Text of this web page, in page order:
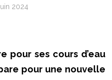
2024
pour ses cours d’eau
pour une nouvelle